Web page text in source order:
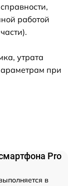
работой
утрата
при
Pro
в